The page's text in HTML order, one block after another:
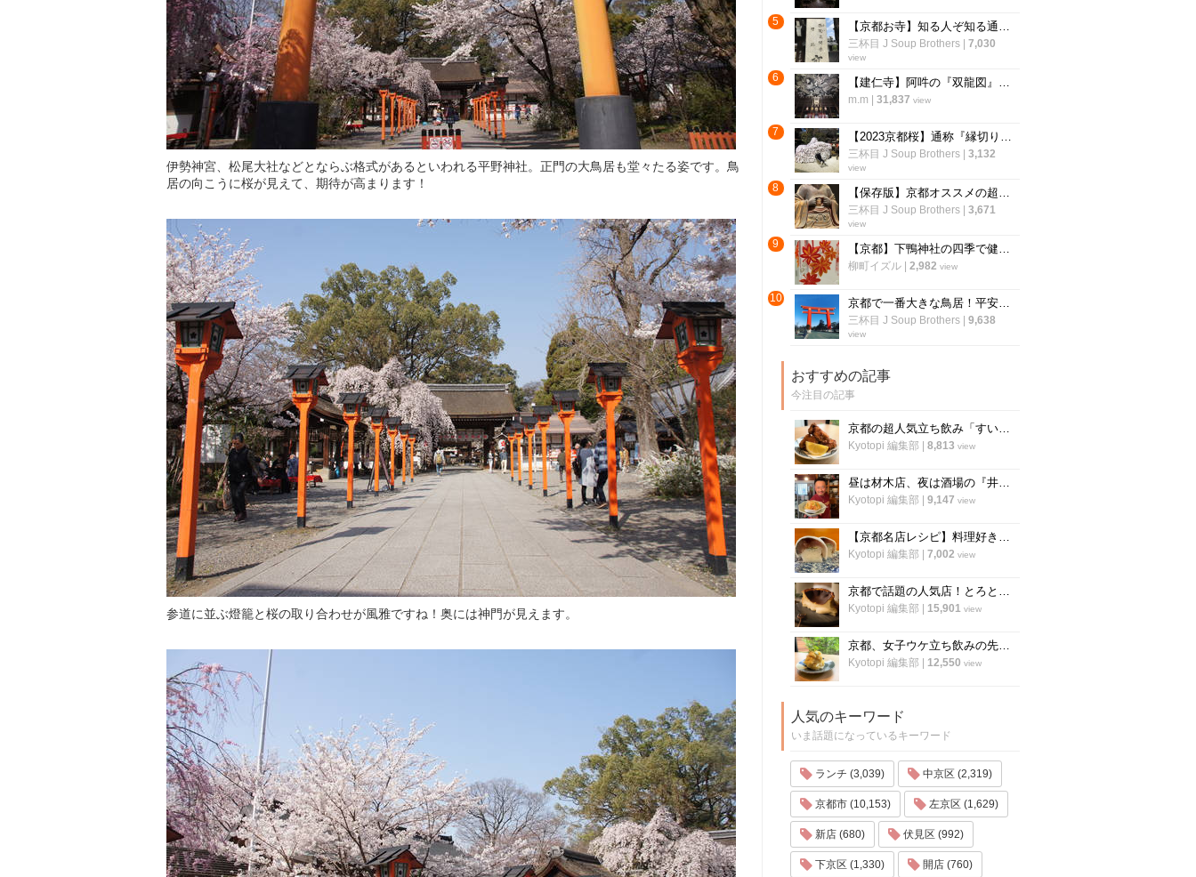
伊勢神宮、松尾大社などとならぶ格式があるといわれる平野神社。正門の大鳥居も堂々たる姿です。鳥
居の向こうに桜が見えて、期待が高まります！
参道に並ぶ燈籠と桜の取り合わせが風雅ですね！奥には神門が見えます。
5 【京都お寺】知る人ぞ知る通称『賽（さい）の河原』で知られる西院立地「高山寺」
三杯目 J Soup Brothers| 7,030
view
6 【建仁寺】阿吽の『双龍図』は圧巻の迫力！一見の価値あり♪【京都 祇園】
m.m 31,837 view
7 【2023京都桜】通称『縁切り神社』は行列必至☆参道の桜はまだつぼみ「安井金比羅宮」
三杯目 J Soup Brothers| 3,132
view
8 【保存版】京都オススメの超マニアック仏像☆開胸から釈迦顔～口から小仏像【厳選５件】
三杯目 J Soup Brothers| 3,671
view
9 【京都】下鴨神社の四季で健康祈願～季節限定の四季守「紅葉」の授与が開始
柳町イズル| 2,982 view
10 京都で一番大きな鳥居！平安京建築を模した明治創建の神社「平安神宮」
三杯目 J Soup Brothers| 9,638
view
おすすめの記事
今注目の記事
京都の超人気立ち飲み「すいば」が美味しい『から揚げ』の作り方を伝授！
Kyotopi 編集部 8,813 view
昼は材木店、夜は酒場の『井倉木材』が教える「裏技チャーハン（焼き飯）」の作り方！
Kyotopi 編集部 9,147 view
【京都名店レシピ】料理好き必見！京名物の鯖寿司を自宅でつくる！「酒房わかば」
Kyotopi 編集部 7,002 view
京都で話題の人気店！とろとろ濃厚バスクチーズケーキの作り方〜「フォーチュンガーデン京都」
Kyotopi 編集部 15,901 view
京都、女子ウケ立ち飲みの先駆者「すいば」の人気メニュー『ポテトサラダ』の作り方
Kyotopi 編集部 12,550 view
人気のキーワード
いま話題になっているキーワード
ランチ (3,039) 中京区 (2,319)
京都市 (10,153) 左京区 (1,629)
新店 (680) 伏見区 (992)
下京区 (1,330) 開店 (760)